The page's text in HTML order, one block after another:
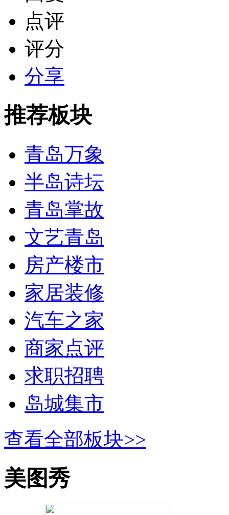
点评
评分
分享
推荐板块
青岛万象
半岛诗坛
青岛掌故
文艺青岛
房产楼市
家居装修
汽车之家
商家点评
求职招聘
岛城集市
查看全部板块>>
美图秀